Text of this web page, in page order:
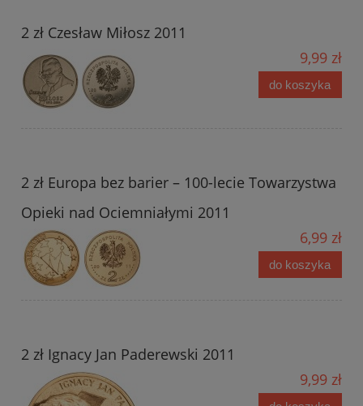
2 zł Czesław Miłosz 2011
9,99 zł
do koszyka
2 zł Europa bez barier – 100-lecie Towarzystwa
Opieki nad Ociemniałymi 2011
6,99 zł
do koszyka
2 zł Ignacy Jan Paderewski 2011
9,99 zł